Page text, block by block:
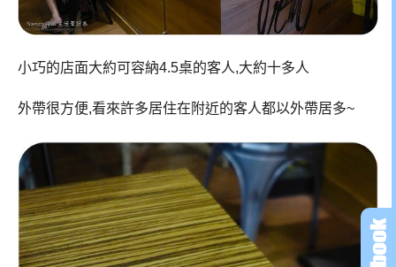
小巧的店面大約可容納4.5桌的客人,大約十多人
外帶很方便,看來許多居住在附近的客人都以外帶居多~